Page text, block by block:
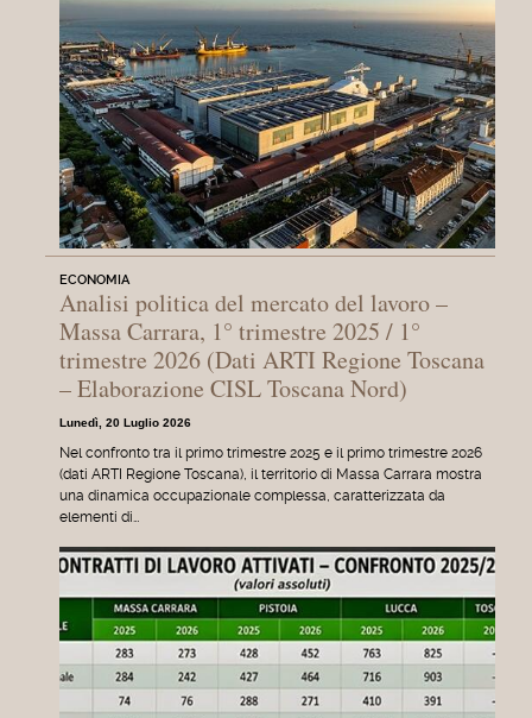
ECONOMIA
Analisi politica del mercato del lavoro –
Massa Carrara, 1° trimestre 2025 / 1°
trimestre 2026 (Dati ARTI Regione Toscana
– Elaborazione CISL Toscana Nord)
Lunedì, 20 Luglio 2026
Nel confronto tra il primo trimestre 2025 e il primo trimestre 2026
(dati ARTI Regione Toscana), il territorio di Massa Carrara mostra
una dinamica occupazionale complessa, caratterizzata da
elementi di…